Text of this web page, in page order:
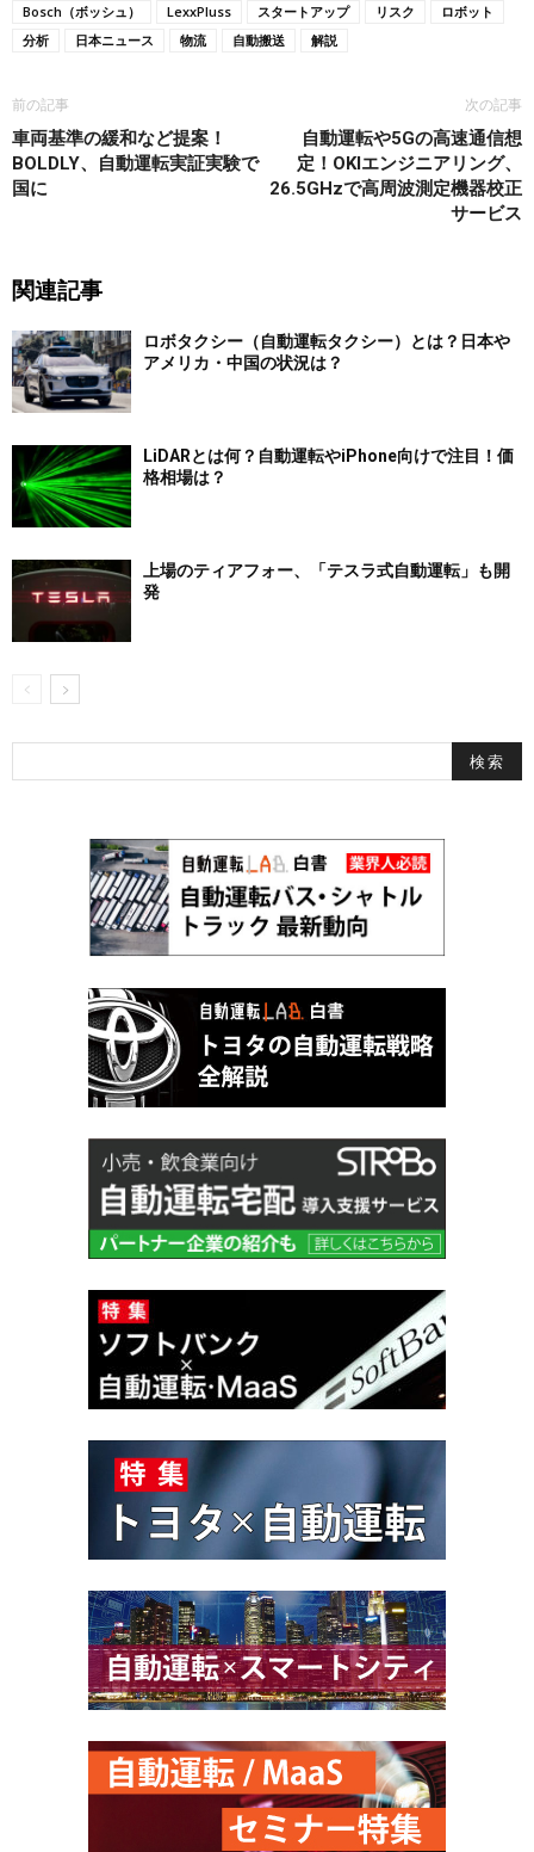
Bosch（ボッシュ） LexxPluss スタートアップ リスク
ロボット
分析
日本ニュース 物流 自動搬送 解説
前の記事
車両基準の緩和など提案！
BOLDLY、自動運転実証実験で
国に
次の記事
自動運転や5Gの高速通信想
定！OKIエンジニアリング、
26.5GHzで高周波測定機器校正
サービス
関連記事
ロボタクシー（自動運転タクシー）とは？日本や
アメリカ・中国の状況は？
LiDARとは何？自動運転やiPhone向けで注目！価
格相場は？
上場のティアフォー、「テスラ式自動運転」も開
発